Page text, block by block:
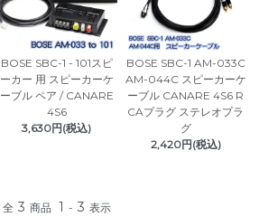
BOSE SBC-1 - 101スピ
ーカー 用 スピーカーケ
ーブル ペア / CANARE
4S6
3,630円(税込)
BOSE SBC-1 AM-033C
AM-044C スピーカーケ
ーブル CANARE 4S6 R
CAプラグ ステレオプラ
グ
2,420円(税込)
全 3 商品 1 - 3 表示